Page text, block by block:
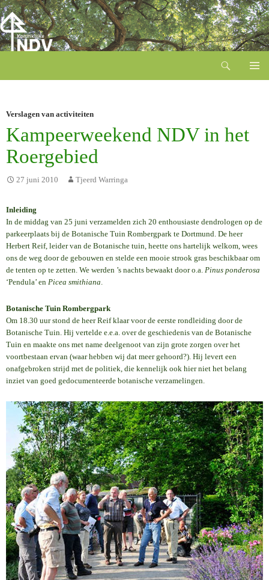
inhoud
Verslagen van activiteiten
Kampeerweekend NDV in het
Roergebied
27 juni 2010 Tjeerd Warringa
Inleiding
In de middag van 25 juni verzamelden zich 20 enthousiaste dendrologen op de
parkeerplaats bij de Botanische Tuin Rombergpark te Dortmund. De heer
Herbert Reif, leider van de Botanische tuin, heette ons hartelijk welkom, wees
ons de weg door de gebouwen en stelde een mooie strook gras beschikbaar om
de tenten op te zetten. We werden ’s nachts bewaakt door o.a. Pinus ponderosa
‘Pendula’ en Picea smithiana.
Botanische Tuin Rombergpark
Om 18.30 uur stond de heer Reif klaar voor de eerste rondleiding door de
Botanische Tuin. Hij vertelde e.e.a. over de geschiedenis van de Botanische
Tuin en maakte ons met name deelgenoot van zijn grote zorgen over het
voortbestaan ervan (waar hebben wij dat meer gehoord?). Hij levert een
onafgebroken strijd met de politiek, die kennelijk ook hier niet het belang
inziet van goed gedocumenteerde botanische verzamelingen.